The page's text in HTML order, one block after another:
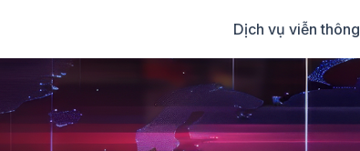
Dịch vụ viễn thông